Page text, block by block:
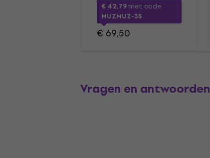
€ 42,79met code
MUZMUZ-35
€ 69,50
Vragen en antwoorden